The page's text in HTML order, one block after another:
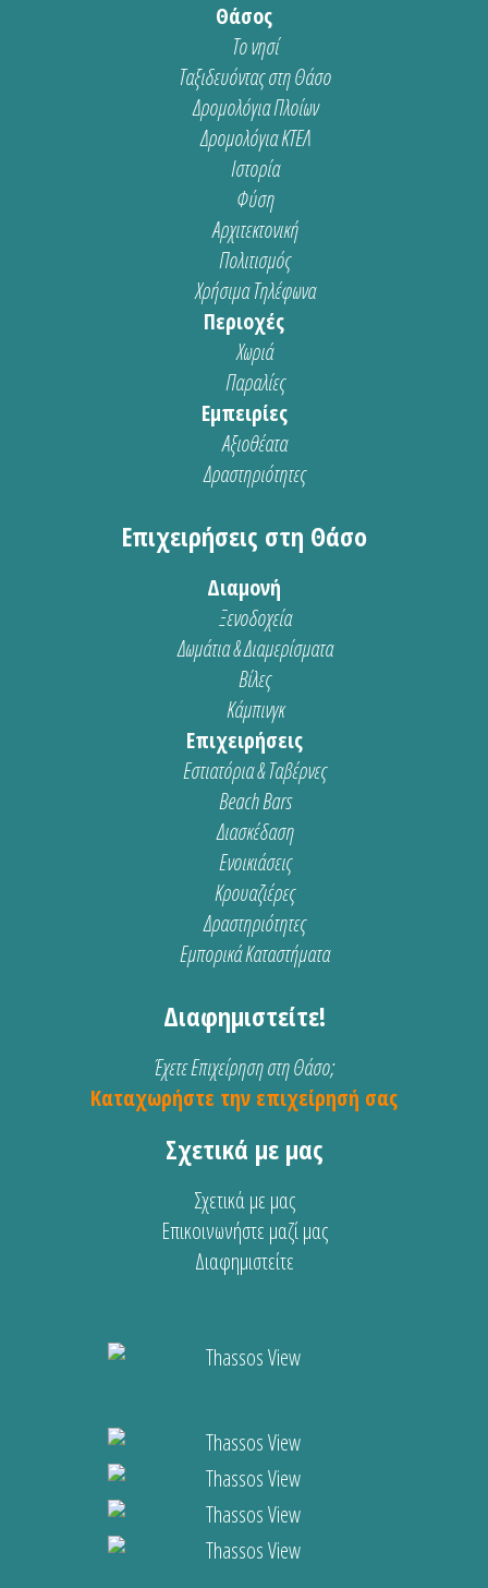
Θάσος
Το νησί
Ταξιδευόντας στη Θάσο
Δρομολόγια Πλοίων
Δρομολόγια ΚΤΕΛ
Ιστορία
Φύση
Αρχιτεκτονική
Πολιτισμός
Χρήσιμα Τηλέφωνα
Περιοχές
Χωριά
Παραλίες
Εμπειρίες
Αξιοθέατα
Δραστηριότητες
Επιχειρήσεις στη Θάσο
Διαμονή
Ξενοδοχεία
Δωμάτια & Διαμερίσματα
Βίλες
Κάμπινγκ
Επιχειρήσεις
Εστιατόρια & Ταβέρνες
Beach Bars
Διασκέδαση
Ενοικιάσεις
Κρουαζιέρες
Δραστηριότητες
Εμπορικά Καταστήματα
Διαφημιστείτε!
Έχετε Επιχείρηση στη Θάσο;
Καταχωρήστε την επιχείρησή σας
Σχετικά με μας
Σχετικά με μας
Επικοινωνήστε μαζί μας
Διαφημιστείτε